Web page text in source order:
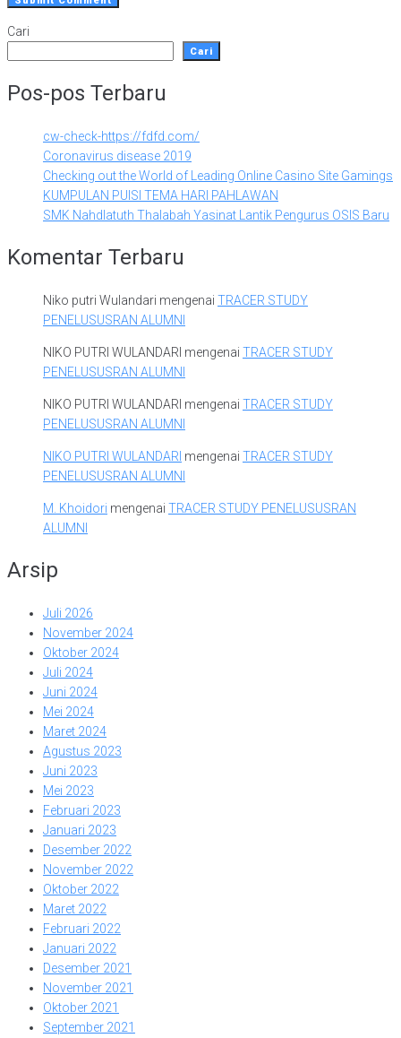
Cari
Cari
Pos-pos Terbaru
cw-check-https://fdfd.com/
Coronavirus disease 2019
Checking out the World of Leading Online Casino Site Gamings
KUMPULAN PUISI TEMA HARI PAHLAWAN
SMK Nahdlatuth Thalabah Yasinat Lantik Pengurus OSIS Baru
Komentar Terbaru
Niko putri Wulandari mengenai TRACER STUDY
PENELUSUSRAN ALUMNI
NIKO PUTRI WULANDARI mengenai TRACER STUDY
PENELUSUSRAN ALUMNI
NIKO PUTRI WULANDARI mengenai TRACER STUDY
PENELUSUSRAN ALUMNI
NIKO PUTRI WULANDARI mengenai TRACER STUDY
PENELUSUSRAN ALUMNI
M. Khoidori mengenai TRACER STUDY PENELUSUSRAN
ALUMNI
Arsip
Juli 2026
November 2024
Oktober 2024
Juli 2024
Juni 2024
Mei 2024
Maret 2024
Agustus 2023
Juni 2023
Mei 2023
Februari 2023
Januari 2023
Desember 2022
November 2022
Oktober 2022
Maret 2022
Februari 2022
Januari 2022
Desember 2021
November 2021
Oktober 2021
September 2021